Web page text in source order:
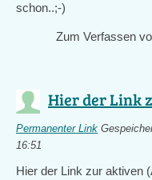
schon..;-)
Zum Verfassen
Hier der Link
Permanenter Link
16:51
Hier der Link zur aktiven